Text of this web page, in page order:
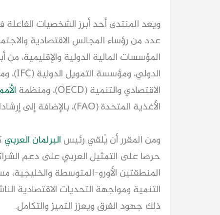
ويعد المنتدى أحد أبرز الشخصيات
عدد من رؤساء المجالس الاقتصادية
المؤسسات المالية الدولية والإقليمية،
الدولي، ومؤسسة التمويل الدولية (IFC)، ومنظمة التجارة العالمية (WTO)، ومنظمة
الاقتصادي والتنمية (OECD)، ومنظمة
الأغذية المتحدة (FAO)، بالإضافة إلى إرشادات من القطاع الخاص للتعليم التجاري الدولي.
ومن المقرر أن يُلقي رئيس البرلمان العربي
حرصا على التمثيل العربي على دعم
المنطقتين الأورو-المتوسطة والخليجية،
التنمية ومواجهة التحديات الاقتصادية
ذلك جهود الفرق ويعزز التميز والتكامل.